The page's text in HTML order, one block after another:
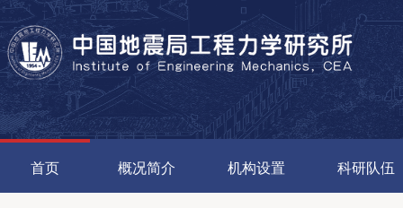
首页 概况简介 机构设置 科研队伍